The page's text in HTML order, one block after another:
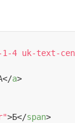
4 uk-text-
</a>
>Б</span>